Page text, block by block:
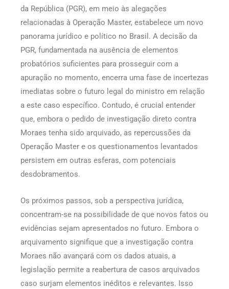
da República (PGR), em meio às alegações
relacionadas à Operação Master, estabelece um novo
panorama jurídico e político no Brasil. A decisão da
PGR, fundamentada na ausência de elementos
probatórios suficientes para prosseguir com a
apuração no momento, encerra uma fase de incertezas
imediatas sobre o futuro legal do ministro em relação
a este caso específico. Contudo, é crucial entender
que, embora o pedido de investigação direto contra
Moraes tenha sido arquivado, as repercussões da
Operação Master e os questionamentos levantados
persistem em outras esferas, com potenciais
desdobramentos.
Os próximos passos, sob a perspectiva jurídica,
concentram-se na possibilidade de que novos fatos ou
evidências sejam apresentados no futuro. Embora o
arquivamento signifique que a investigação contra
Moraes não avançará com os dados atuais, a
legislação permite a reabertura de casos arquivados
caso surjam elementos inéditos e relevantes. Isso